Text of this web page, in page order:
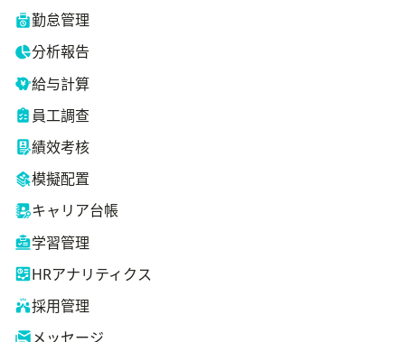
勤怠管理
分析報告
給与計算
員工調查
績效考核
模擬配置
キャリア台帳
学習管理
HRアナリティクス
採用管理
メッセージ